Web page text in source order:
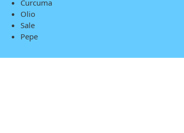
Curcuma
Olio
Sale
Pepe